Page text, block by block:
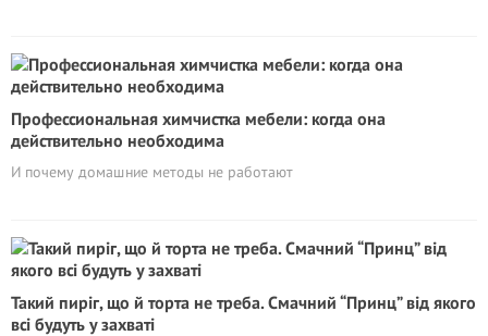
Профессиональная химчистка мебели: когда она
действительно необходима
И почему домашние методы не работают
Такий пиріг, що й торта не треба. Смачний “Принц” від якого
всі будуть у захваті